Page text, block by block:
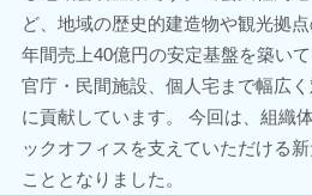
ど、地域の歴史的建造物や観光拠点
年間売上40億円の安定基盤を築い
官庁・民間施設、個人宅まで幅広
に貢献しています。 今回は、組織
ックオフィスを支えていただける
こととなりました。